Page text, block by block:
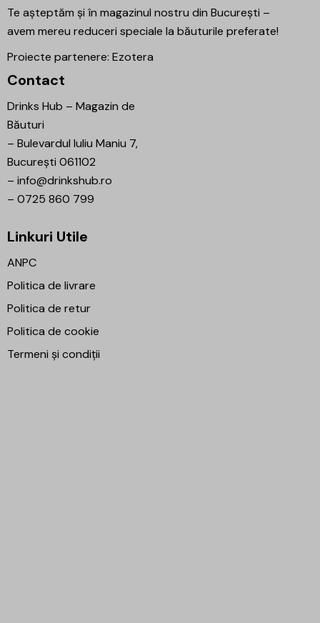
Te așteptăm și în magazinul nostru din București –
avem mereu reduceri speciale la băuturile preferate!
Proiecte partenere: Ezotera
Contact
Drinks Hub – Magazin de
Băuturi
– Bulevardul Iuliu Maniu 7,
București 061102
– info@drinkshub.ro
– 0725 860 799
Linkuri Utile
ANPC
Politica de livrare
Politica de retur
Politica de cookie
Termeni și condiții